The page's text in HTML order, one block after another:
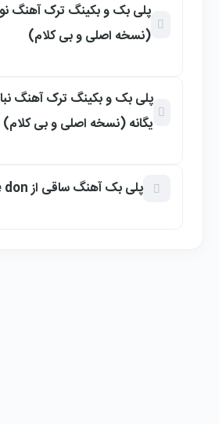
پلی بک و بکینگ ترک آهنگ
(نسخه اصلی و بی کلام)
پلی بک و بکینگ ترک آهنگ
یگانه (نسخه اصلی و بی کلام)
پلی بک آهنگ ساقی از the don